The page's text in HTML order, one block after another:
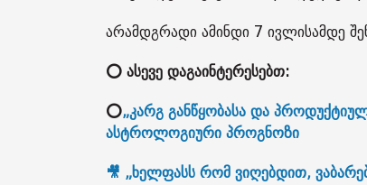
არამდგრადი ამინდი 7 ივლისამდე
⭕ ასევე დაგაინტერესებთ:
⭕„კარგ განწყობასა და
ასტროლოგიური პროგნოზი
🎥 „ხელფასს რომ ვიღებდით,